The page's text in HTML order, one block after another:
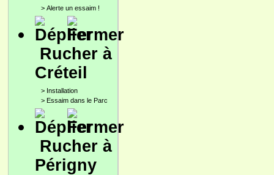
> Alerte un essaim !
Rucher à
Créteil
> Installation
> Essaim dans le Parc
Rucher à
Périgny